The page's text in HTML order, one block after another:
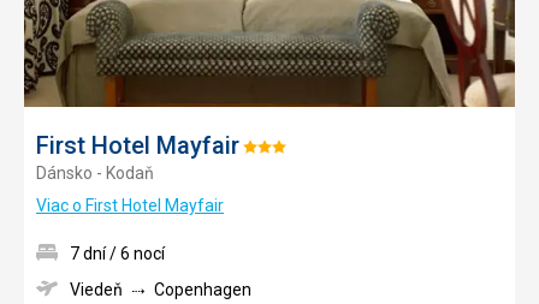
First Hotel MayfairHodnotenie:
Dánsko - Kodaň
Viac o First Hotel Mayfair
7 dní / 6 nocí
Viedeň
Copenhagen